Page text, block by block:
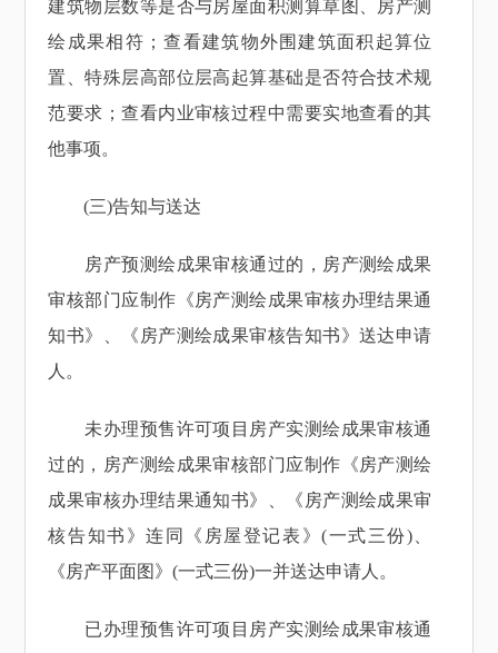
建筑物层数等是否与房屋面积测算草图、房产测
绘成果相符；查看建筑物外围建筑面积起算位
置、特殊层高部位层高起算基础是否符合技术规
范要求；查看内业审核过程中需要实地查看的其
他事项。
(三)告知与送达
房产预测绘成果审核通过的，房产测绘成果
审核部门应制作《房产测绘成果审核办理结果通
知书》、《房产测绘成果审核告知书》送达申请
人。
未办理预售许可项目房产实测绘成果审核通
过的，房产测绘成果审核部门应制作《房产测绘
成果审核办理结果通知书》、《房产测绘成果审
核告知书》连同《房屋登记表》(一式三份)、
《房产平面图》(一式三份)一并送达申请人。
已办理预售许可项目房产实测绘成果审核通